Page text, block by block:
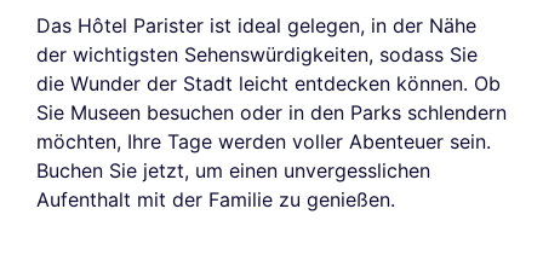
Das Hôtel Parister ist ideal gelegen, in der Nähe
der wichtigsten Sehenswürdigkeiten, sodass Sie
die Wunder der Stadt leicht entdecken können. Ob
Sie Museen besuchen oder in den Parks schlendern
möchten, Ihre Tage werden voller Abenteuer sein.
Buchen Sie jetzt, um einen unvergesslichen
Aufenthalt mit der Familie zu genießen.